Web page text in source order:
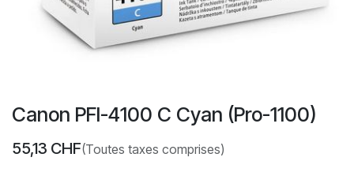
Canon PFI-4100 C Cyan (Pro-1100)
55,13 CHF(Toutes taxes comprises)